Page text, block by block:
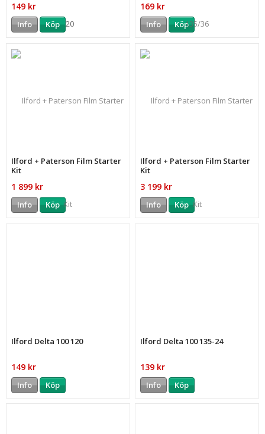
149 kr
Info Köp
169 kr
Info Köp
Ilford + Paterson Film Starter
Kit
1 899 kr
Info Köp
Ilford + Paterson Film Starter
Kit
3 199 kr
Info Köp
Ilford Delta 100 120
149 kr
Info Köp
Ilford Delta 100 135-24
139 kr
Info Köp